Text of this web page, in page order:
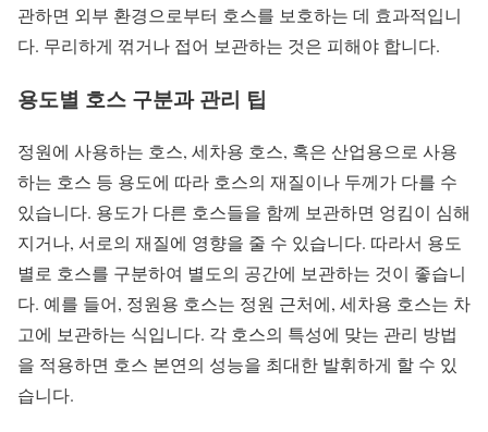
관하면 외부 환경으로부터 호스를 보호하는 데 효과적입니
다. 무리하게 꺾거나 접어 보관하는 것은 피해야 합니다.
용도별 호스 구분과 관리 팁
정원에 사용하는 호스, 세차용 호스, 혹은 산업용으로 사용
하는 호스 등 용도에 따라 호스의 재질이나 두께가 다를 수
있습니다. 용도가 다른 호스들을 함께 보관하면 엉킴이 심해
지거나, 서로의 재질에 영향을 줄 수 있습니다. 따라서 용도
별로 호스를 구분하여 별도의 공간에 보관하는 것이 좋습니
다. 예를 들어, 정원용 호스는 정원 근처에, 세차용 호스는 차
고에 보관하는 식입니다. 각 호스의 특성에 맞는 관리 방법
을 적용하면 호스 본연의 성능을 최대한 발휘하게 할 수 있
습니다.